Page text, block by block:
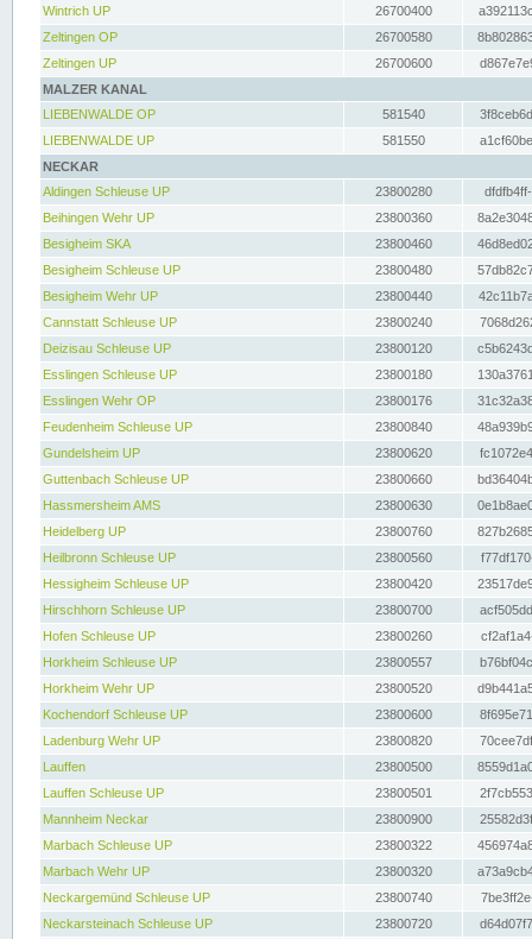
Wintrich UP 26700400
Zeltingen OP
26700580
Zeltingen UP
26700600
MALZER KANAL
LIEBENWALDE OP
581540
LIEBENWALDE UP
581550
NECKAR
Aldingen Schleuse UP
23800280
Beihingen Wehr UP
23800360
Besigheim SKA
23800460
Besigheim Schleuse UP
23800480
Besigheim Wehr UP
23800440
Cannstatt Schleuse UP
23800240
Deizisau Schleuse UP
23800120
Esslingen Schleuse UP
23800180
Esslingen Wehr OP
23800176
Feudenheim Schleuse UP
23800840
Gundelsheim UP
23800620
Guttenbach Schleuse UP
23800660
Hassmersheim AMS
23800630
Heidelberg UP
23800760
Heilbronn Schleuse UP
23800560
Hessigheim Schleuse UP
23800420
Hirschhorn Schleuse UP
23800700
Hofen Schleuse UP
23800260
Horkheim Schleuse UP
23800557
Horkheim Wehr UP
23800520
Kochendorf Schleuse UP
23800600
Ladenburg Wehr UP
23800820
Lauffen
23800500
Lauffen Schleuse UP
23800501
Mannheim Neckar
23800900
Marbach Schleuse UP
23800322
Marbach Wehr UP
23800320
Neckargemünd Schleuse UP
23800740
Neckarsteinach Schleuse UP
23800720